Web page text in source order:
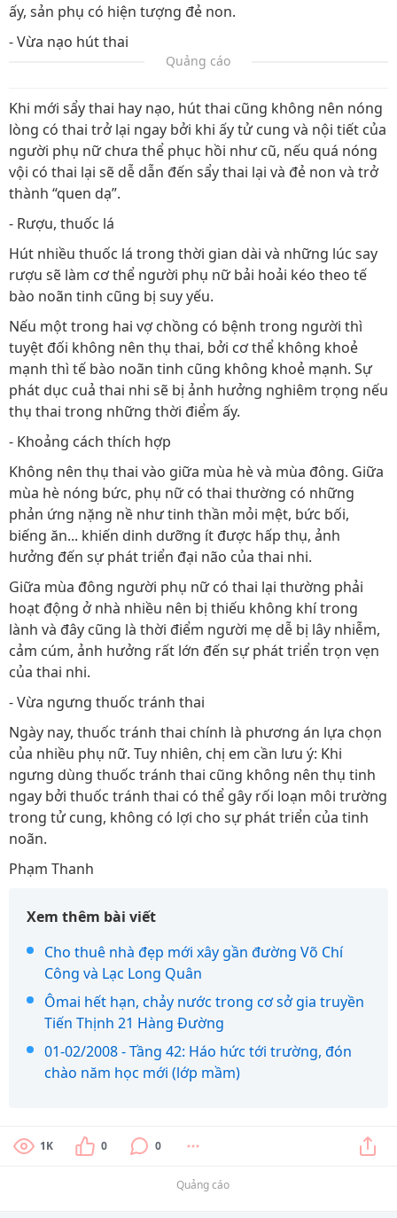
ấy, sản phụ có hiện tượng đẻ non.
- Vừa nạo hút thai
Quảng cáo
Khi mới sẩy thai hay nạo, hút thai cũng không nên nóng
lòng có thai trở lại ngay bởi khi ấy tử cung và nội tiết của
người phụ nữ chưa thể phục hồi như cũ, nếu quá nóng
vội có thai lại sẽ dễ dẫn đến sẩy thai lại và đẻ non và trở
thành “quen dạ”.
- Rượu, thuốc lá
Hút nhiều thuốc lá trong thời gian dài và những lúc say
rượu sẽ làm cơ thể người phụ nữ bải hoải kéo theo tế
bào noãn tinh cũng bị suy yếu.
Nếu một trong hai vợ chồng có bệnh trong người thì
tuyệt đối không nên thụ thai, bởi cơ thể không khoẻ
mạnh thì tế bào noãn tinh cũng không khoẻ mạnh. Sự
phát dục cuả thai nhi sẽ bị ảnh hưởng nghiêm trọng nếu
thụ thai trong những thời điểm ấy.
- Khoảng cách thích hợp
Không nên thụ thai vào giữa mùa hè và mùa đông. Giữa
mùa hè nóng bức, phụ nữ có thai thường có những
phản ứng nặng nề như tinh thần mỏi mệt, bức bối,
biếng ăn... khiến dinh dưỡng ít được hấp thụ, ảnh
hưởng đến sự phát triển đại não của thai nhi.
Giữa mùa đông người phụ nữ có thai lại thường phải
hoạt động ở nhà nhiều nên bị thiếu không khí trong
lành và đây cũng là thời điểm người mẹ dễ bị lây nhiễm,
cảm cúm, ảnh hưởng rất lớn đến sự phát triển trọn vẹn
của thai nhi.
- Vừa ngưng thuốc tránh thai
Ngày nay, thuốc tránh thai chính là phương án lựa chọn
của nhiều phụ nữ. Tuy nhiên, chị em cần lưu ý: Khi
ngưng dùng thuốc tránh thai cũng không nên thụ tinh
ngay bởi thuốc tránh thai có thể gây rối loạn môi trường
trong tử cung, không có lợi cho sự phát triển của tinh
noãn.
Phạm Thanh
Xem thêm bài viết
Cho thuê nhà đẹp mới xây gần đường Võ Chí
Công và Lạc Long Quân
Ômai hết hạn, chảy nước trong cơ sở gia truyền
Tiến Thịnh 21 Hàng Đường
01-02/2008 - Tầng 42: Háo hức tới trường, đón
chào năm học mới (lớp mầm)
1K 0 0
Quảng cáo